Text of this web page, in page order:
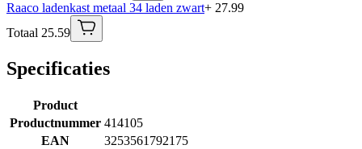
Raaco ladenkast metaal 34 laden zwart+ 27.99
Totaal 25.59
Specificaties
Product
Productnummer 414105
EAN
3253561792175